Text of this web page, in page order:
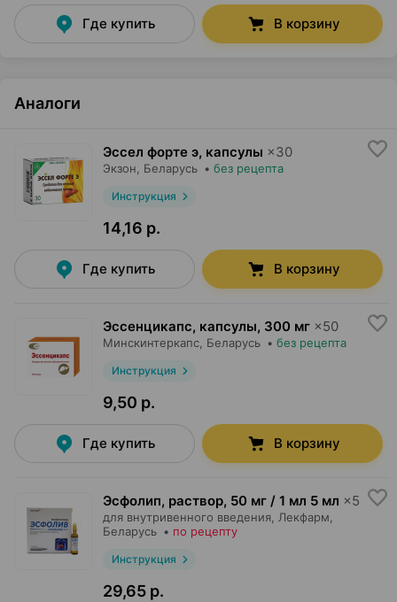
Где купить В корзину
Аналоги
Эссел форте э, капсулы ×30
Экзон , Беларусь • без рецепта
Инструкция
14,16 р.
Где купить В корзину
Эссенцикапс, капсулы, 300 мг ×50
Минскинтеркапс , Беларусь • без рецепта
Инструкция
9,50 р.
Где купить В корзину
Эсфолип, раствор, 50 мг / 1 мл 5 мл ×5
для внутривенного введения, Лекфарм
Беларусь • по рецепту
Инструкция
29,65 р.